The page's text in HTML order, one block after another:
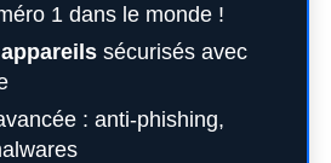
1 dans le monde !
sécurisés avec
: anti-phishing,